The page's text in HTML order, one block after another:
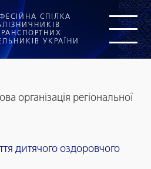
СПІЛКА
ТРАНСПОРТНИХ
УКРАЇНИ
організація регіональної
дитячого оздоровчого